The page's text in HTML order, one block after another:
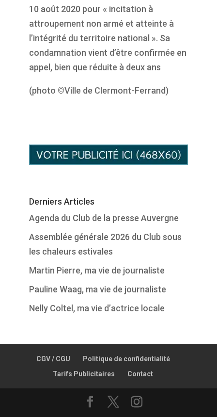
10 août 2020 pour « incitation à
attroupement non armé et atteinte à
l’intégrité du territoire national ». Sa
condamnation vient d’être confirmée en
appel, bien que réduite à deux ans
(photo ©Ville de Clermont-Ferrand)
Derniers Articles
Agenda du Club de la presse Auvergne
Assemblée générale 2026 du Club sous
les chaleurs estivales
Martin Pierre, ma vie de journaliste
Pauline Waag, ma vie de journaliste
Nelly Coltel, ma vie d’actrice locale
CGV / CGU
Politique de confidentialité
Tarifs Publicitaires
Contact